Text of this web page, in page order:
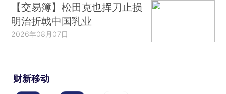
【交易簿】松田克也挥刀止损
明治折戟中国乳业
2026年08月07日
财新移动